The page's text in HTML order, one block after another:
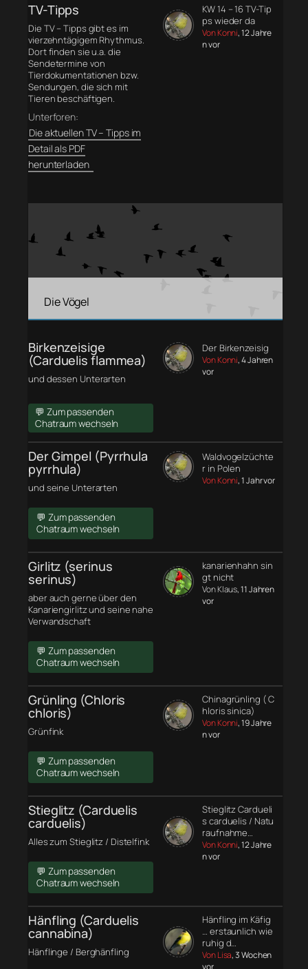
TV-Tipps
Die TV – Tipps gibt es im
vierzehntägigem Rhythmus.
Dort finden sie u.a. die
Sendetermine von
Tierdokumentationen bzw.
Sendungen, die sich mit
Tieren beschäftigen.
Unterforen:
Die aktuellen TV – Tipps im
Detail als PDF
herunterladen
KW 14 – 16 TV-Tip
ps wieder da
Von Konni, 12 Jahre
n vor
Die Vögel
Birkenzeisige
(Carduelis flammea)
und dessen Unterarten
💬 Zum passenden
Chatraum wechseln
Der Birkenzeisig
Von Konni, 4 Jahren
vor
Der Gimpel (Pyrrhula
pyrrhula)
und seine Unterarten
💬 Zum passenden
Chatraum wechseln
Waldvogelzüchte
r in Polen
Von Konni, 1 Jahr vor
Girlitz (serinus
serinus)
aber auch gerne über den
Kanariengirlitz und seine nahe
Verwandschaft
💬 Zum passenden
Chatraum wechseln
kanarienhahn sin
gt nicht
Von Klaus, 11 Jahren
vor
Grünling (Chloris
chloris)
Grünfink
💬 Zum passenden
Chatraum wechseln
Chinagrünling ( C
hloris sinica)
Von Konni, 19 Jahre
n vor
Stieglitz (Carduelis
carduelis)
Alles zum Stieglitz / Distelfink
💬 Zum passenden
Chatraum wechseln
Stieglitz Cardueli
s carduelis / Natu
raufnahme…
Von Konni, 12 Jahre
n vor
Hänfling (Carduelis
cannabina)
Hänflinge / Berghänfling
Hänfling im Käfig
… erstaunlich wie
ruhig d…
Von Lisa, 3 Wochen